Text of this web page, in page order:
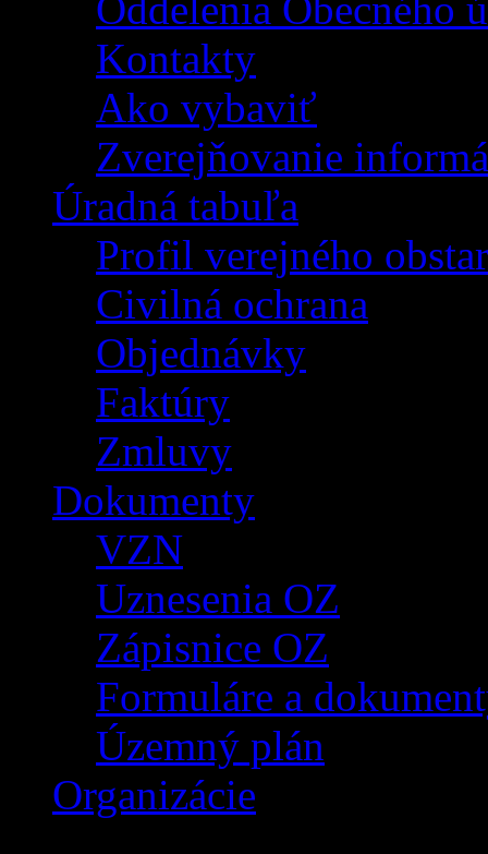
Oddelenia Obecného
Kontakty
Ako vybaviť
Zverejňovanie
Úradná tabuľa
Profil verejného
Civilná ochrana
Objednávky
Faktúry
Zmluvy
Dokumenty
VZN
Uznesenia OZ
Zápisnice OZ
Formuláre a
Územný plán
Organizácie